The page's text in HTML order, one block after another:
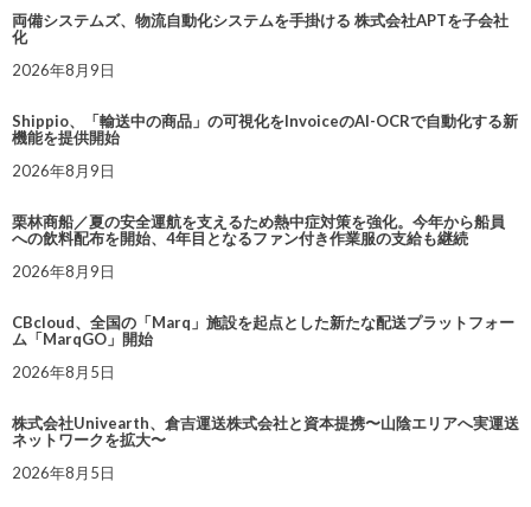
両備システムズ、物流自動化システムを手掛ける 株式会社APTを子会社
化
2026年8月9日
Shippio、「輸送中の商品」の可視化をInvoiceのAI-OCRで自動化する新
機能を提供開始
2026年8月9日
栗林商船／夏の安全運航を支えるため熱中症対策を強化。今年から船員
への飲料配布を開始、4年目となるファン付き作業服の支給も継続
2026年8月9日
CBcloud、全国の「Marq」施設を起点とした新たな配送プラットフォー
ム「MarqGO」開始
2026年8月5日
株式会社Univearth、倉吉運送株式会社と資本提携〜山陰エリアへ実運送
ネットワークを拡大〜
2026年8月5日